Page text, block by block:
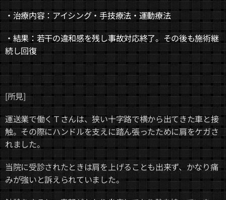
・治療内容：アイシング・手技療法・運動療法
・結果：若干の違和感を残し事故対応終了。その後も施術継
続し回復
[所見]
運送業で働くＴさんは、狭い十字路で横から出てきた車と接
触。その際にハンドルを支えに踏ん張ったために肩をケガさ
れました。
当院に受診されたときは肩を上げることも出来ず、かなり痛
みが強いと訴えられていました。